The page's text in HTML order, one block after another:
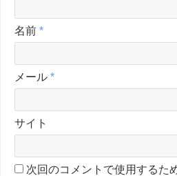
名前 *
メール *
サイト
次回のコメントで使用するた